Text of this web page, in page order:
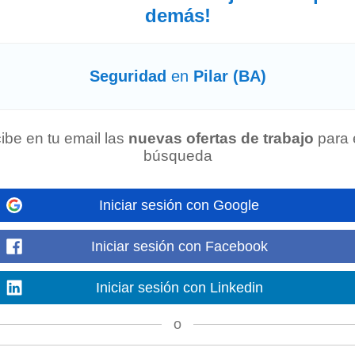
en la implementación y mantenimiento de planes de continuidad operativa
a
corte de espuma y resorteria, con claro enfoque enseguridad,
de ensamble. • participar de la programación...
continua, la
en óptimas condiciones los equipos...
demás!
Seguridad en Pilar (BA)
en tu email las nuevas ofertas de trabajo para
búsqueda
Iniciar sesión con Google
Iniciar sesión con Facebook
Iniciar sesión con Linkedin
o